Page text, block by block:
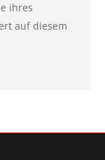
ihres
auf diesem